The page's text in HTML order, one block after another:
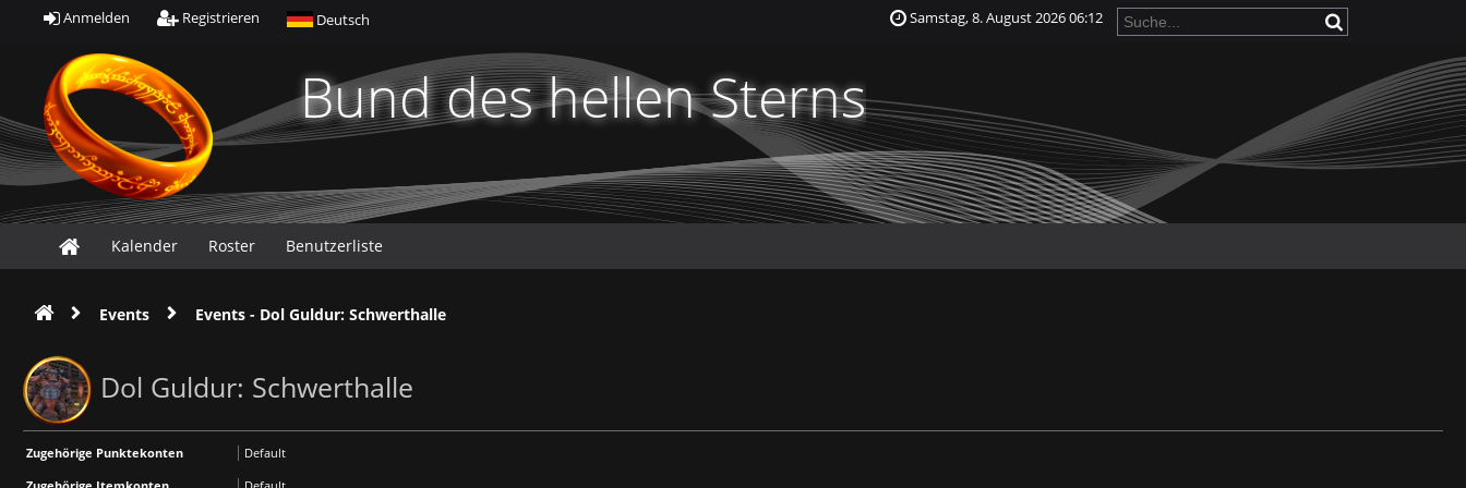
Anmelden Registrieren Deutsch Samstag, 8. August 2026 06:12
Bund des hellen Sterns
Kalender Roster Benutzerliste
Events Events - Dol Guldur: Schwerthalle
Dol Guldur: Schwerthalle
Zugehörige Punktekonten
Default